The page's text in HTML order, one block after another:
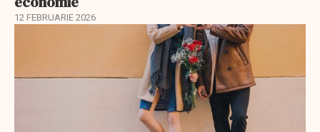
12 FEBRUARIE 2026